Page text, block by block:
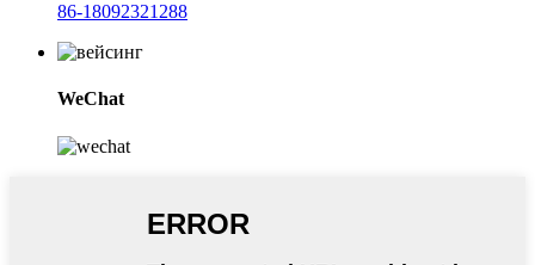
86-18092321288
WeChat